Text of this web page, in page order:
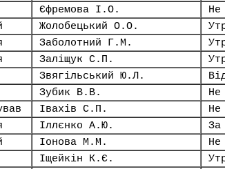
Єфремова І.О.
Не
Жолобецький О.О.
Заболотний Г.М.
Заліщук С.П.
Звягільський Ю.Л.
Зубик В.В.
Не
Івахів С.П.
Не
Іллєнко А.Ю.
За
Іонова М.М.
Не
Іщейкін К.Є.